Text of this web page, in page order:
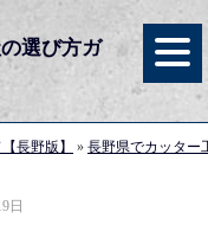
選び方ガ
長野版】 » 長野県でカッター
日